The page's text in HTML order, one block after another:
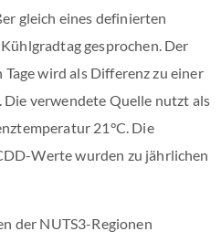
gleich eines definierten
gesprochen. Der
wird als Differenz zu einer
verwendete Quelle nutzt als
21°C. Die
Werte wurden zu jährlichen
der NUTS3-Regionen